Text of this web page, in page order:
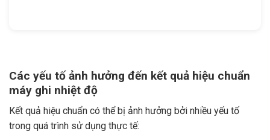
Các yếu tố ảnh hưởng đến kết quả hiệu chuẩn
máy ghi nhiệt độ
Kết quả hiệu chuẩn có thể bị ảnh hưởng bởi nhiều yếu tố
trong quá trình sử dụng thực tế: